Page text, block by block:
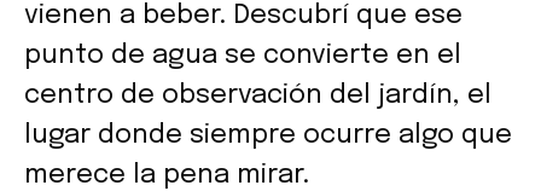
vienen a beber. Descubrí que ese
punto de agua se convierte en el
centro de observación del jardín, el
lugar donde siempre ocurre algo que
merece la pena mirar.